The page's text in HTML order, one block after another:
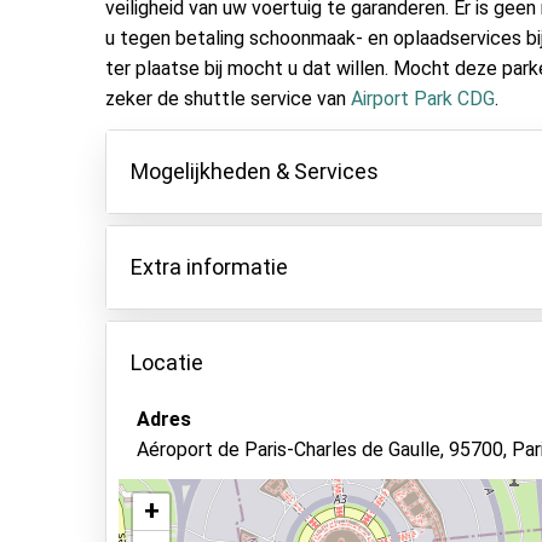
veiligheid van uw voertuig te garanderen. Er is
u tegen betaling schoonmaak- en oplaadservices
ter plaatse bij mocht u dat willen. Mocht deze
zeker de shuttle service van Airport Park CDG.
Mogelijkheden & Services
Mogelijkheden
Binnen parkeren
Autosleutels behouden
Autowassen
Bewaker ter plaatse
Status van de auto
Beveiligd parkeren
Extra informatie
Er geldt een nachttoeslag van €10,- als u
07:00.
€10,- te worden betaald.
Voor voertuigen langer dan 4.90 meter betaalt
Voor zeer grote stukken bagage zoals fietsen
van €5,-.
Als u 60 minuten te laat aankomt, behoudt de
Locatie
Adres
Aéroport de Paris-Charles de Gaulle, 95700,
+